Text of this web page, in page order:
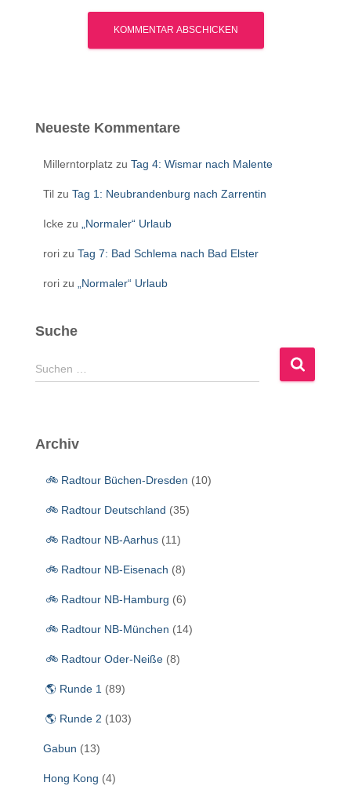
Neueste Kommentare
Millerntorplatz zu Tag 4: Wismar nach Malente
Til zu Tag 1: Neubrandenburg nach Zarrentin
Icke zu „Normaler“ Urlaub
rori zu Tag 7: Bad Schlema nach Bad Elster
rori zu „Normaler“ Urlaub
Suche
S
u
n
Suchen …
Archiv
🚲 Radtour Büchen-Dresden (10)
🚲 Radtour Deutschland (35)
🚲 Radtour NB-Aarhus (11)
🚲 Radtour NB-Eisenach (8)
🚲 Radtour NB-Hamburg (6)
🚲 Radtour NB-München (14)
🚲 Radtour Oder-Neiße (8)
🌎 Runde 1 (89)
🌎 Runde 2 (103)
Gabun (13)
Hong Kong (4)